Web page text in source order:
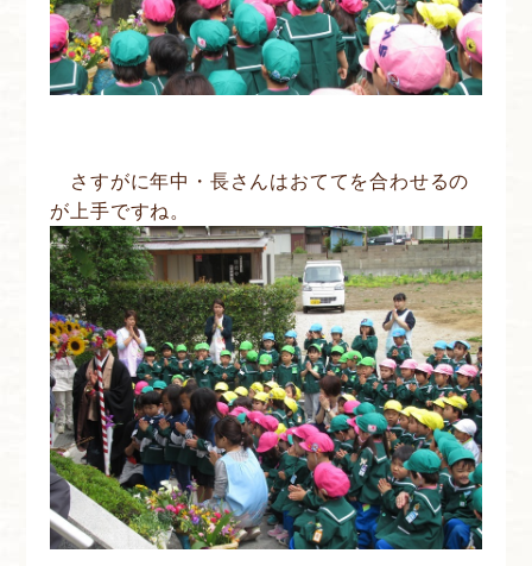
さすがに年中・長さんはおててを合わせるの
が上手ですね。